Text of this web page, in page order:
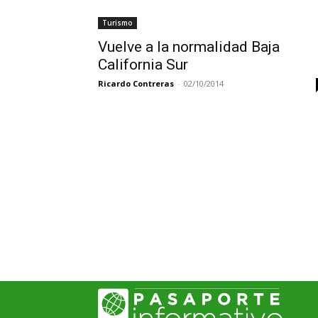
Turismo
Vuelve a la normalidad Baja
California Sur
Ricardo Contreras - 02/10/2014